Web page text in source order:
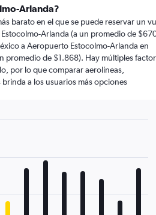
Arlanda?
barato en el que se puede reservar un
Arlanda (a un promedio de
a Aeropuerto Estocolmo-Arlanda en
promedio de $1.868). Hay múltiples
por lo que comparar aerolíneas,
a los usuarios más opciones